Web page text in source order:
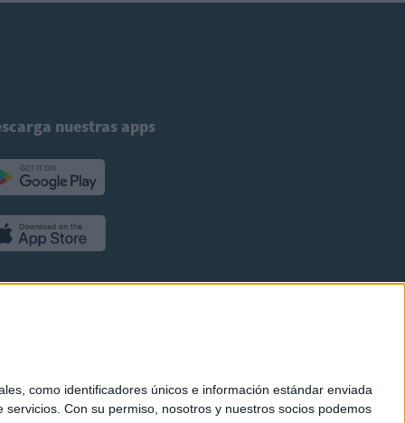
como identificadores únicos e información estándar enviada
servicios. Con su permiso, nosotros y nuestros socios podemos
nuestras apps